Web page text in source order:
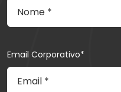
Email Corporativo*